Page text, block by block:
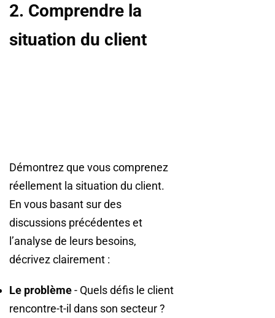
2. Comprendre la
situation du client
Démontrez que vous comprenez
réellement la situation du client.
En vous basant sur des
discussions précédentes et
l’analyse de leurs besoins,
décrivez clairement :
Le problème- Quels défis le client
rencontre-t-il dans son secteur ?